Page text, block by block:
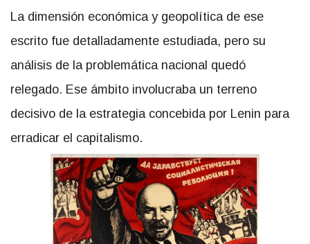
La dimensión económica y geopolítica de ese
escrito fue detalladamente estudiada, pero su
análisis de la problemática nacional quedó
relegado. Ese ámbito involucraba un terreno
decisivo de la estrategia concebida por Lenin para
erradicar el capitalismo.